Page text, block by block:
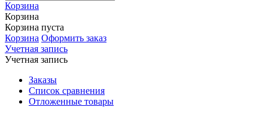
Корзина
Корзина
Корзина пуста
Корзина Оформить заказ
Учетная запись
Учетная запись
Заказы
Список сравнения
Отложенные товары